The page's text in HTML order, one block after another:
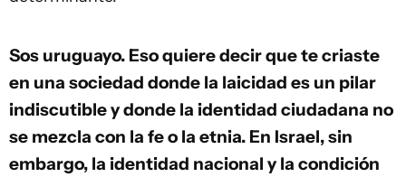
Sos uruguayo. Eso quiere decir que te criaste
en una sociedad donde la laicidad es un pilar
indiscutible y donde la identidad ciudadana no
se mezcla con la fe o la etnia. En Israel, sin
embargo, la identidad nacional y la condición